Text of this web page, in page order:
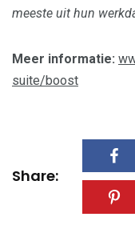
meeste uit hun
Meer informatie:
suite/boost
Share: